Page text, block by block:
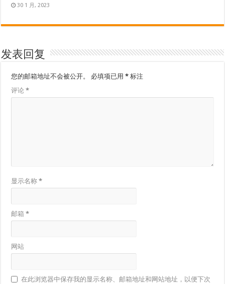
30 1 月, 2023
发表回复
您的邮箱地址不会被公开。 必填项已用* 标注
评论*
显示名称*
邮箱*
网站
在此浏览器中保存我的显示名称、邮箱地址和网站地址，以便下次